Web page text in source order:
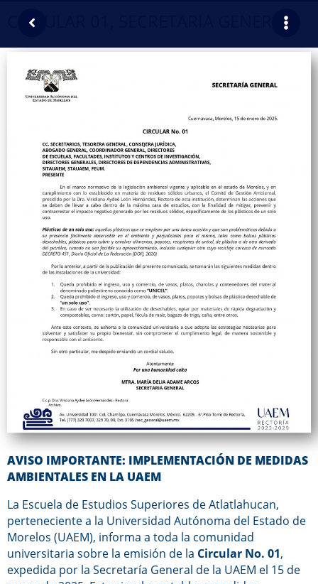
CIRCULAR 01, SECRETARIA GENERAL
AVISO IMPORTANTE: IMPLEMENTACIÓN DE MEDIDAS
AMBIENTALES EN LA UAEM
La Escuela de Estudios Superiores de Atlatlahucan,
perteneciente a la Universidad Autónoma del Estado de
Morelos (UAEM), informa a toda la comunidad
universitaria sobre la emisión de la Circular No. 01,
expedida por la Secretaría General de la UAEM el 15 de